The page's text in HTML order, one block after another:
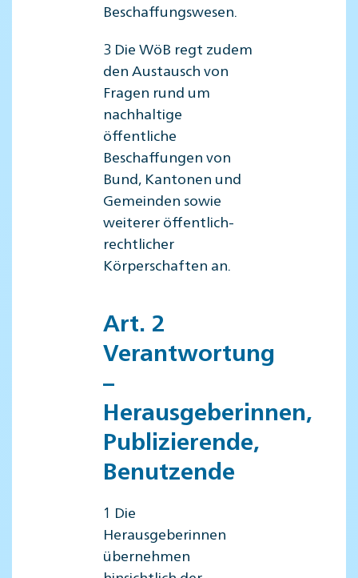
Beschaffungswesen.
3 Die WöB regt zudem
den Austausch von
Fragen rund um
nachhaltige
öffentliche
Beschaffungen von
Bund, Kantonen und
Gemeinden sowie
weiterer öffentlich-
rechtlicher
Körperschaften an.
Art. 2
Verantwortung
–
Herausgeberinnen,
Publizierende,
Benutzende
1 Die
Herausgeberinnen
übernehmen